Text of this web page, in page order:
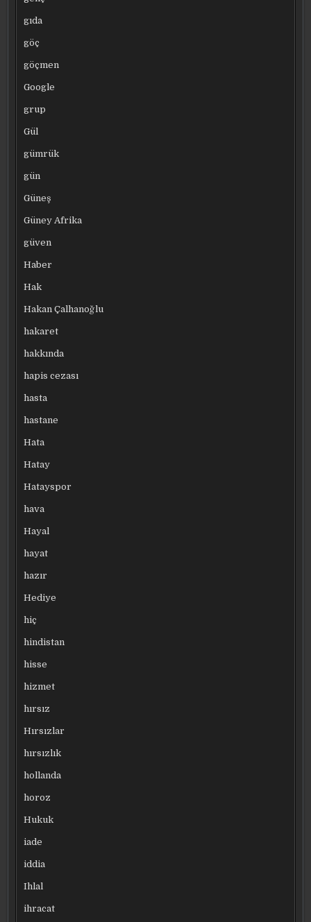
gıda
göç
göçmen
Google
grup
Gül
gümrük
gün
Güneş
Güney Afrika
güven
Haber
Hak
Hakan Çalhanoğlu
hakaret
hakkında
hapis cezası
hasta
hastane
Hata
Hatay
Hatayspor
hava
Hayal
hayat
hazır
Hediye
hiç
hindistan
hisse
hizmet
hırsız
Hırsızlar
hırsızlık
hollanda
horoz
Hukuk
iade
iddia
Ihlal
ihracat